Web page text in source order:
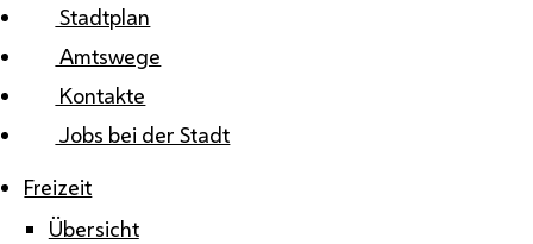
Stadtplan
Amtswege
Kontakte
Jobs bei der Stadt
Freizeit
Übersicht